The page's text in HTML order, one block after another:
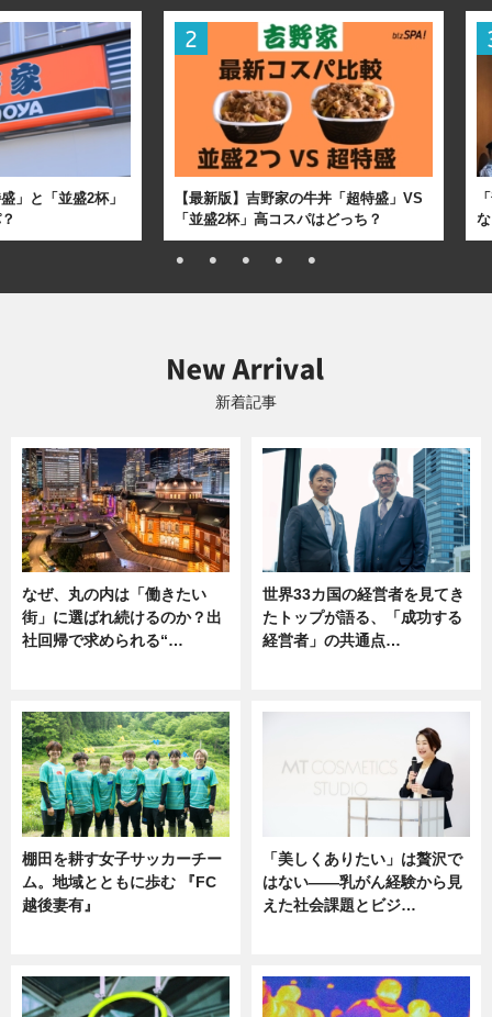
」と「並盛2杯」
【最新版】吉野家の牛丼「超特盛」VS
「並盛2杯」高コスパはどっち？
新着記事
なぜ、丸の内は「働きたい
街」に選ばれ続けるのか？出
社回帰で求められる“…
世界33カ国の経営者を見てき
たトップが語る、「成功する
経営者」の共通点…
棚田を耕す女子サッカーチー
ム。地域とともに歩む 『FC
越後妻有』
「美しくありたい」は贅沢で
はない――乳がん経験から見
えた社会課題とビジ…